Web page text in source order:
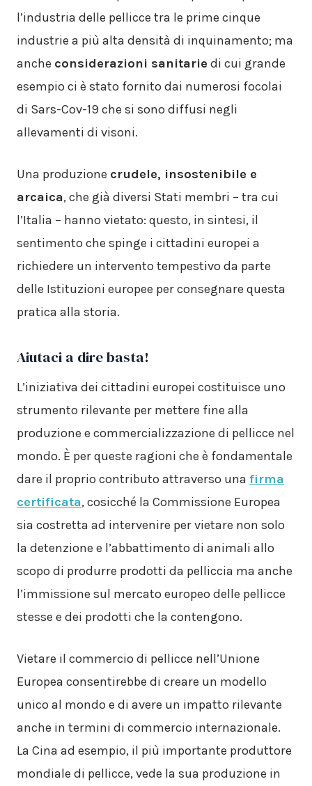
l’industria delle pellicce tra le prime cinque
industrie a più alta densità di inquinamento; ma
anche considerazioni sanitarie di cui grande
esempio ci è stato fornito dai numerosi focolai
di Sars-Cov-19 che si sono diffusi negli
allevamenti di visoni.
Una produzione crudele, insostenibile e
arcaica, che già diversi Stati membri – tra cui
l’Italia – hanno vietato: questo, in sintesi, il
sentimento che spinge i cittadini europei a
richiedere un intervento tempestivo da parte
delle Istituzioni europee per consegnare questa
pratica alla storia.
Aiutaci a dire basta!
L’iniziativa dei cittadini europei costituisce uno
strumento rilevante per mettere fine alla
produzione e commercializzazione di pellicce nel
mondo. È per queste ragioni che è fondamentale
dare il proprio contributo attraverso una firma
certificata, cosicché la Commissione Europea
sia costretta ad intervenire per vietare non solo
la detenzione e l’abbattimento di animali allo
scopo di produrre prodotti da pelliccia ma anche
l’immissione sul mercato europeo delle pellicce
stesse e dei prodotti che la contengono.
Vietare il commercio di pellicce nell’Unione
Europea consentirebbe di creare un modello
unico al mondo e di avere un impatto rilevante
anche in termini di commercio internazionale.
La Cina ad esempio, il più importante produttore
mondiale di pellicce, vede la sua produzione in